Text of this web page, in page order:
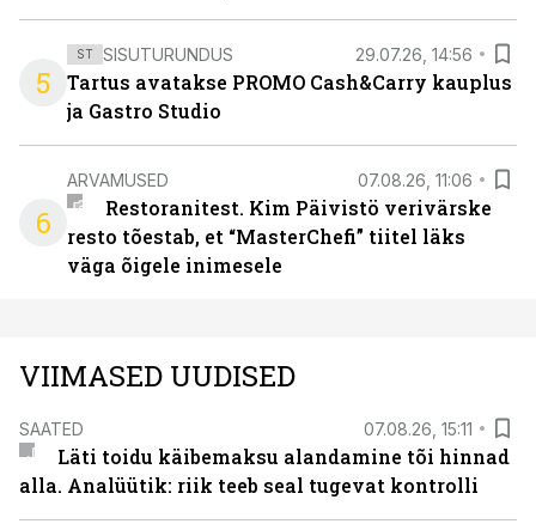
5
ST SISUTURUNDUS 29.07.26, 14:56
Tartus avatakse PROMO Cash&Carry kauplus
ja Gastro Studio
6
ARVAMUSED 07.08.26, 11:06
Restoranitest. Kim Päivistö verivärske
resto tõestab, et “MasterChefi” tiitel läks
väga õigele inimesele
VIIMASED UUDISED
SAATED 07.08.26, 15:11
Läti toidu käibemaksu alandamine tõi hinnad
alla. Analüütik: riik teeb seal tugevat kontrolli